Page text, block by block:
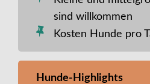
sind willkommen
Kosten Hunde pro
Hunde-Highlights